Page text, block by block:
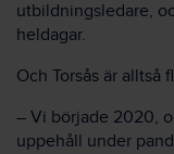
utbildningsledare,
heldagar.
Och Torsås är alltså
– Vi började 2020,
uppehåll under